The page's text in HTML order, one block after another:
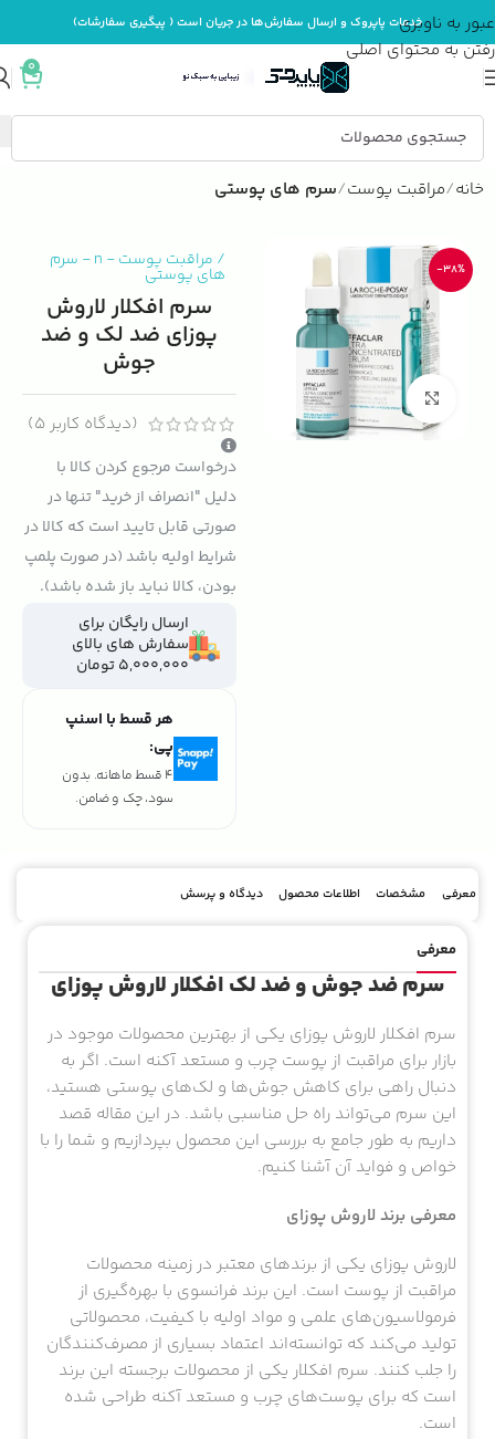
عبور به ناوبری
رفتن به محتوای اصلی
خدمات پاپروک و ارسال سفارش‌ها در جریان است ( پیگیری سفارشات)
0
خانه مراقبت پوست سرم های پوستی
-38%
بزرگنمایی تصویر
/ مراقبت پوست-
n
- سرم
های پوستی
سرم افکلار لاروش
پوزای ضد لک و ضد
جوش
(دیدگاه کاربر 5
)
درخواست مرجوع کردن کالا با
دلیل "انصراف از خرید" تنها در
صورتی قابل تایید است که کالا در
شرایط اولیه باشد (در صورت پلمپ
بودن، کالا نباید باز شده باشد).
ارسال رایگان برای
سفارش های بالای
5,000,000 تومان
هر قسط با اسنپ
پی:
4 قسط ماهانه. بدون
سود، چک و ضامن.
معرفی مشخصات اطلاعات محصول دیدگاه و پرسش
معرفی
سرم ضد جوش و ضد لک افکلار لاروش پوزای
سرم افکلار لاروش پوزای یکی از بهترین محصولات موجود در
بازار برای مراقبت از پوست چرب و مستعد آکنه است. اگر به
دنبال راهی برای کاهش جوش‌ها و لک‌های پوستی هستید،
این سرم می‌تواند راه حل مناسبی باشد. در این مقاله قصد
داریم به طور جامع به بررسی این محصول بپردازیم و شما را با
خواص و فواید آن آشنا کنیم.
معرفی برند لاروش پوزای
لاروش پوزای یکی از برندهای معتبر در زمینه محصولات
مراقبت از پوست است. این برند فرانسوی با بهره‌گیری از
فرمولاسیون‌های علمی و مواد اولیه با کیفیت، محصولاتی
تولید می‌کند که توانسته‌اند اعتماد بسیاری از مصرف‌کنندگان
را جلب کنند. سرم افکلار یکی از محصولات برجسته این برند
است که برای پوست‌های چرب و مستعد آکنه طراحی شده
است.